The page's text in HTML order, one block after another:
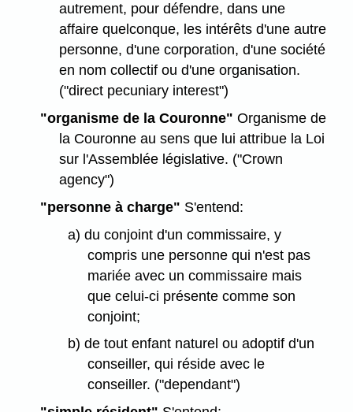
autrement, pour défendre, dans une
affaire quelconque, les intérêts d'une autre
personne, d'une corporation, d'une société
en nom collectif ou d'une organisation.
("direct pecuniary interest")
"organisme de la Couronne" Organisme de
la Couronne au sens que lui attribue la Loi
sur l'Assemblée législative. ("Crown
agency")
"personne à charge" S'entend:
a) du conjoint d'un commissaire, y
compris une personne qui n'est pas
mariée avec un commissaire mais
que celui-ci présente comme son
conjoint;
b) de tout enfant naturel ou adoptif d'un
conseiller, qui réside avec le
conseiller. ("dependant")